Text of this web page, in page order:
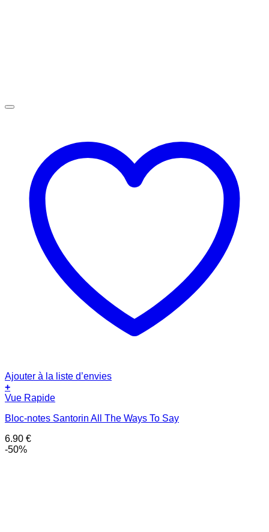
Ajouter à la liste d’envies
+
Vue Rapide
Bloc-notes Santorin All The Ways To Say
6.90 €
-50%